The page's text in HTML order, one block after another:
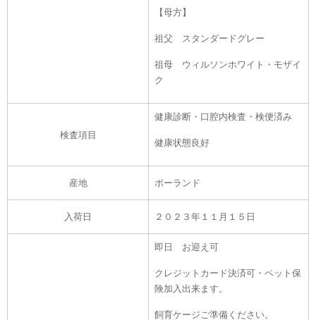
【母方】
祖父 スタンダードグレー
祖母 ウィルソンホワイト・モザイ
ク
検査項目
健康診断・口腔内検査・検便済み
健康状態良好
産地 ポーランド
入荷日 ２０２３年１１月１５ 日
即日 お迎え可
クレジットカード決済可・ ペット保
険加入出来ます。
飼育ケージご準備ください。